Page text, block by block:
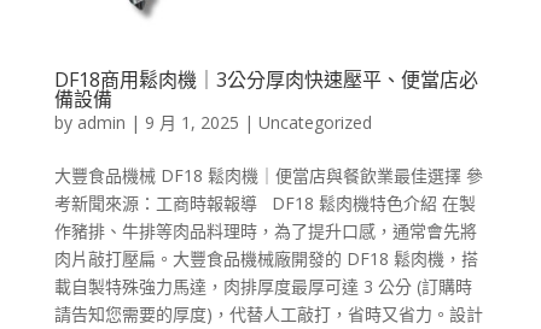
DF18商用鬆肉機｜3公分厚肉快速壓平、便當店必
備設備
by admin | 9 月 1, 2025 | Uncategorized
大豐食品機械 DF18 鬆肉機｜便當店與餐飲業最佳選擇 參
考新聞來源：工商時報報導 DF18 鬆肉機特色介紹 在製
作豬排、牛排等肉品料理時，為了提升口感，通常會先將
肉片敲打壓扁。大豐食品機械廠開發的 DF18 鬆肉機，搭
載自製特殊強力馬達，肉排厚度最厚可達 3 公分 (訂購時
請告知您需要的厚度)，代替人工敲打，省時又省力。設計